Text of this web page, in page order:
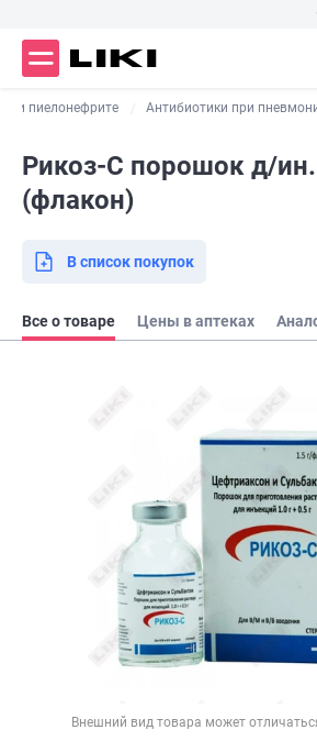
пиелонефрите Антибиотики при
Рикоз-С порошок д/ин.
(флакон)
В список покупок
Все о товаре Цены в аптеках
Внешний вид товара может